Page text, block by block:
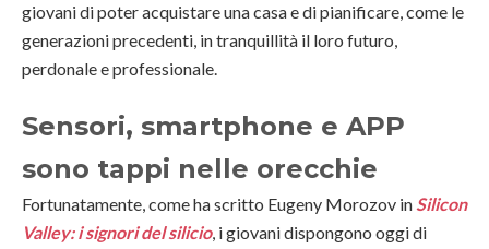
giovani di poter acquistare una casa e di pianificare, come le
generazioni precedenti, in tranquillità il loro futuro,
perdonale e professionale.
Sensori, smartphone e APP
sono tappi nelle orecchie
Fortunatamente, come ha scritto Eugeny Morozov inSilicon
Valley: i signori del silicio, i giovani dispongono oggi di